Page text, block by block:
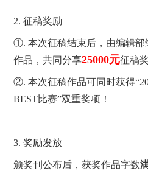
2. 征稿奖励
①. 本次征稿结束后，由编辑部
作品，共同分享25000元征稿
②. 本次征稿作品可同时获得
BEST比赛”双重奖项！
3. 奖励发放
颁奖刊公布后，获奖作品字数